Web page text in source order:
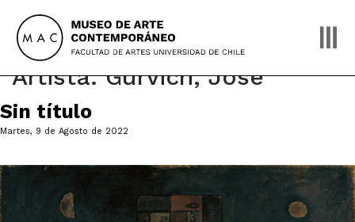
content
Artista:Gurvich, José
Sin título
Martes, 9 de Agosto de 2022